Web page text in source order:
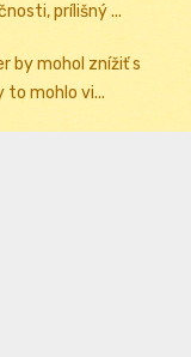
prílišný ...
by mohol znížiť s
to mohlo vi...